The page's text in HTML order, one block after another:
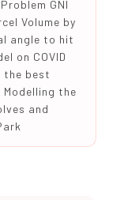
GNI
Volume by
angle to hit
on COVID
the best
the
and